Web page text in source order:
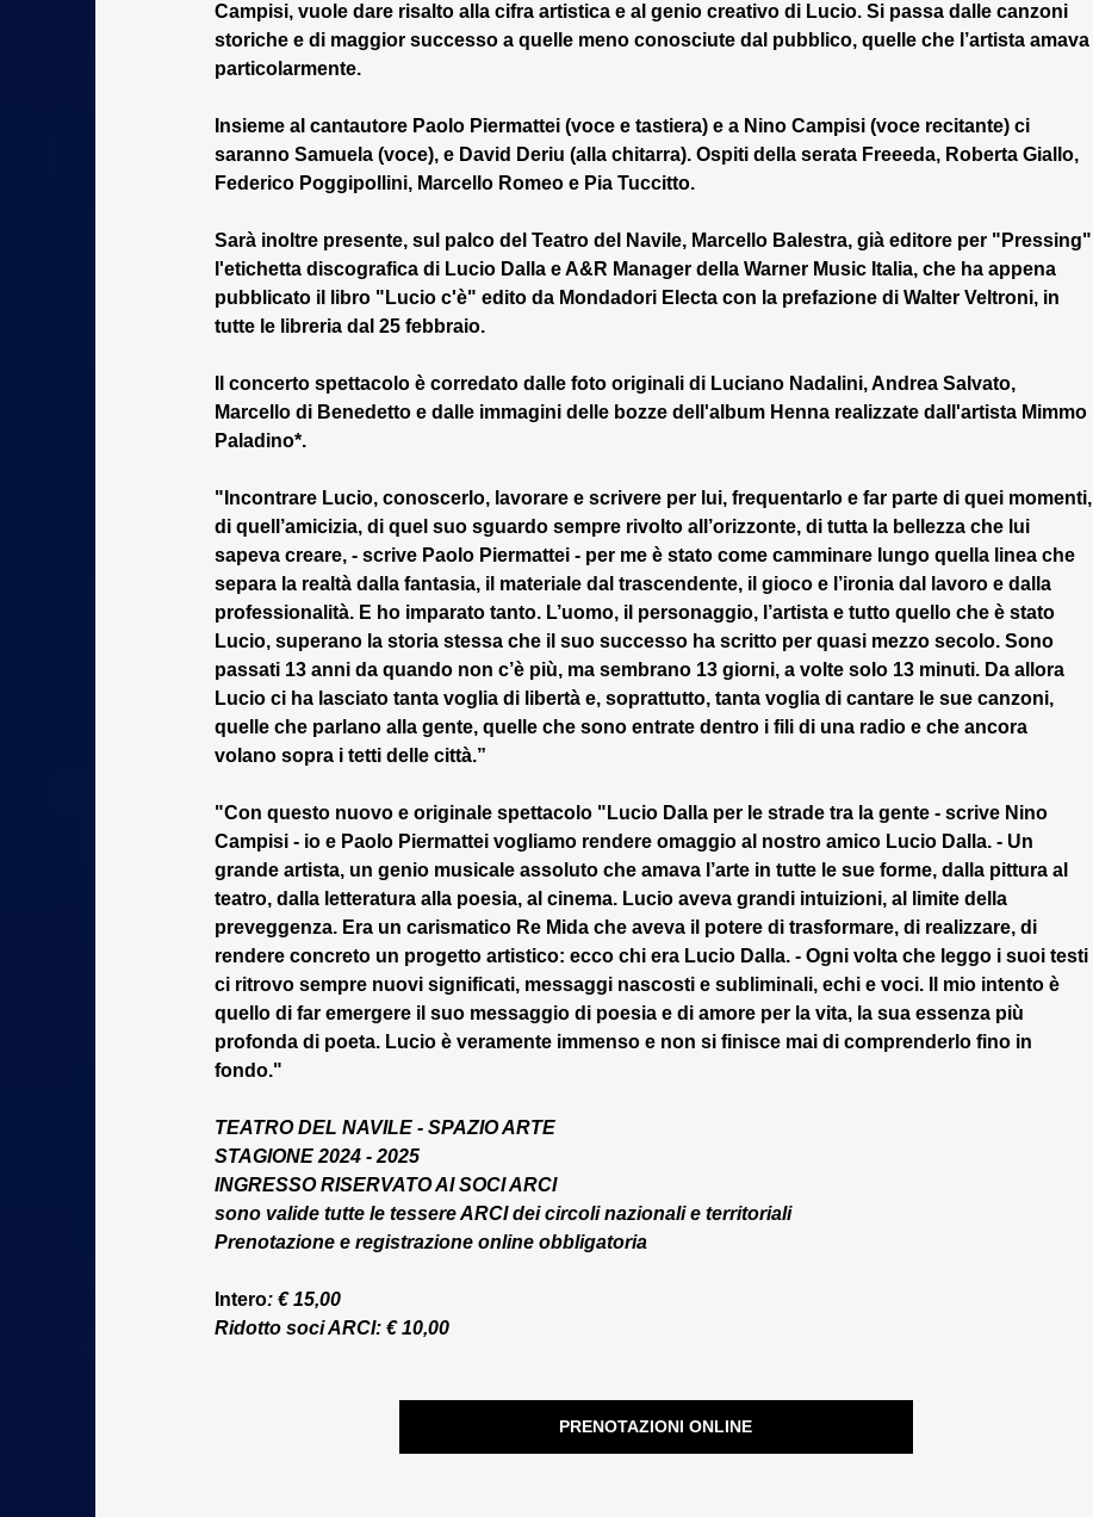
Campisi, vuole dare risalto alla cifra artistica e al genio creativo di Lucio. Si passa dalle canzoni
storiche e di maggior successo a quelle meno conosciute dal pubblico, quelle che l’artista amava
particolarmente.
Insieme al cantautore Paolo Piermattei (voce e tastiera) e a Nino Campisi (voce recitante) ci
saranno Samuela (voce), e David Deriu (alla chitarra). Ospiti della serata Freeeda, Roberta Giallo,
Federico Poggipollini, Marcello Romeo e Pia Tuccitto.
Sarà inoltre presente, sul palco del Teatro del Navile, Marcello Balestra, già editore per "Pressing"
l'etichetta discografica di Lucio Dalla e A&R Manager della Warner Music Italia, che ha appena
pubblicato il libro "Lucio c'è" edito da Mondadori Electa con la prefazione di Walter Veltroni, in
tutte le libreria dal 25 febbraio.
Il concerto spettacolo è corredato dalle foto originali di Luciano Nadalini, Andrea Salvato,
Marcello di Benedetto e dalle immagini delle bozze dell'album Henna realizzate dall'artista Mimmo
Paladino*.
"Incontrare Lucio, conoscerlo, lavorare e scrivere per lui, frequentarlo e far parte di quei momenti,
di quell’amicizia, di quel suo sguardo sempre rivolto all’orizzonte, di tutta la bellezza che lui
sapeva creare, - scrive Paolo Piermattei - per me è stato come camminare lungo quella linea che
separa la realtà dalla fantasia, il materiale dal trascendente, il gioco e l’ironia dal lavoro e dalla
professionalità. E ho imparato tanto. L’uomo, il personaggio, l’artista e tutto quello che è stato
Lucio, superano la storia stessa che il suo successo ha scritto per quasi mezzo secolo. Sono
passati 13 anni da quando non c’è più, ma sembrano 13 giorni, a volte solo 13 minuti. Da allora
Lucio ci ha lasciato tanta voglia di libertà e, soprattutto, tanta voglia di cantare le sue canzoni,
quelle che parlano alla gente, quelle che sono entrate dentro i fili di una radio e che ancora
volano sopra i tetti delle città.”
"Con questo nuovo e originale spettacolo "Lucio Dalla per le strade tra la gente - scrive Nino
Campisi - io e Paolo Piermattei vogliamo rendere omaggio al nostro amico Lucio Dalla. - Un
grande artista, un genio musicale assoluto che amava l’arte in tutte le sue forme, dalla pittura al
teatro, dalla letteratura alla poesia, al cinema. Lucio aveva grandi intuizioni, al limite della
preveggenza. Era un carismatico Re Mida che aveva il potere di trasformare, di realizzare, di
rendere concreto un progetto artistico: ecco chi era Lucio Dalla. - Ogni volta che leggo i suoi testi
ci ritrovo sempre nuovi significati, messaggi nascosti e subliminali, echi e voci. Il mio intento è
quello di far emergere il suo messaggio di poesia e di amore per la vita, la sua essenza più
profonda di poeta. Lucio è veramente immenso e non si finisce mai di comprenderlo fino in
fondo."
TEATRO DEL NAVILE - SPAZIO ARTE
STAGIONE 2024 - 2025
INGRESSO RISERVATO AI SOCI ARCI
sono valide tutte le tessere ARCI dei circoli nazionali e territoriali
Prenotazione e registrazione online obbligatoria
Intero: € 15,00
Ridotto soci ARCI: € 10,00
PRENOTAZIONI ONLINE